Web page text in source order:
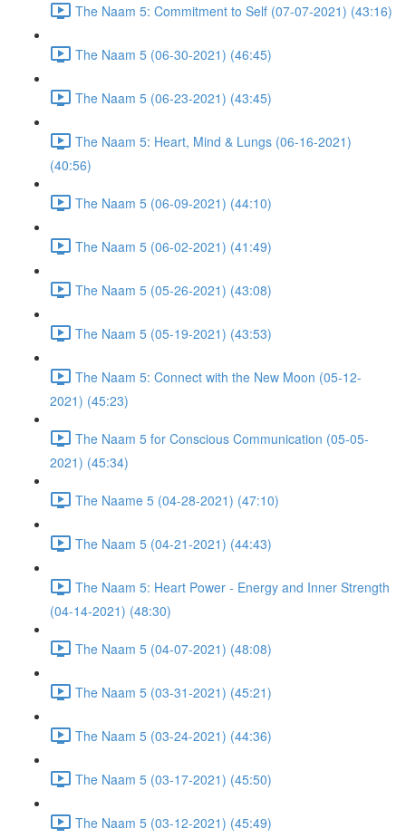
The Naam 5: Commitment to Self (07-07-2021) (43:16)
The Naam 5 (06-30-2021) (46:45)
The Naam 5 (06-23-2021) (43:45)
The Naam 5: Heart, Mind & Lungs (06-16-2021)
(40:56)
The Naam 5 (06-09-2021) (44:10)
The Naam 5 (06-02-2021) (41:49)
The Naam 5 (05-26-2021) (43:08)
The Naam 5 (05-19-2021) (43:53)
The Naam 5: Connect with the New Moon (05-12-
2021) (45:23)
The Naam 5 for Conscious Communication (05-05-
2021) (45:34)
The Naame 5 (04-28-2021) (47:10)
The Naam 5 (04-21-2021) (44:43)
The Naam 5: Heart Power - Energy and Inner Strength
(04-14-2021) (48:30)
The Naam 5 (04-07-2021) (48:08)
The Naam 5 (03-31-2021) (45:21)
The Naam 5 (03-24-2021) (44:36)
The Naam 5 (03-17-2021) (45:50)
The Naam 5 (03-12-2021) (45:49)